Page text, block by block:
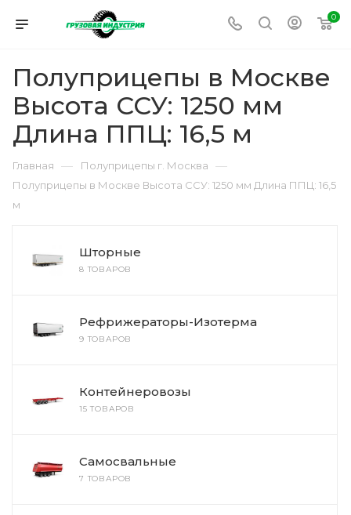
0
Полуприцепы в Москве
Высота ССУ: 1250 мм
Длина ППЦ: 16,5 м
Главная — Полуприцепы г. Москва —
Полуприцепы в Москве Высота ССУ: 1250 мм Длина ППЦ: 16,5
м
Шторные
8 ТОВАРОВ
Рефрижераторы-Изотерма
9 ТОВАРОВ
Контейнеровозы
15 ТОВАРОВ
Самосвальные
7 ТОВАРОВ